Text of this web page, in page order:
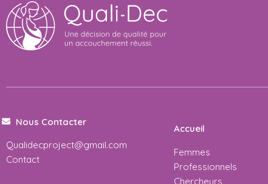
Nous Contacter
Qualidecproject@gmail.com
Contact
Accueil
Femmes
Professionnels
Chercheurs